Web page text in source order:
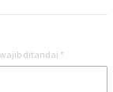
ditandai *